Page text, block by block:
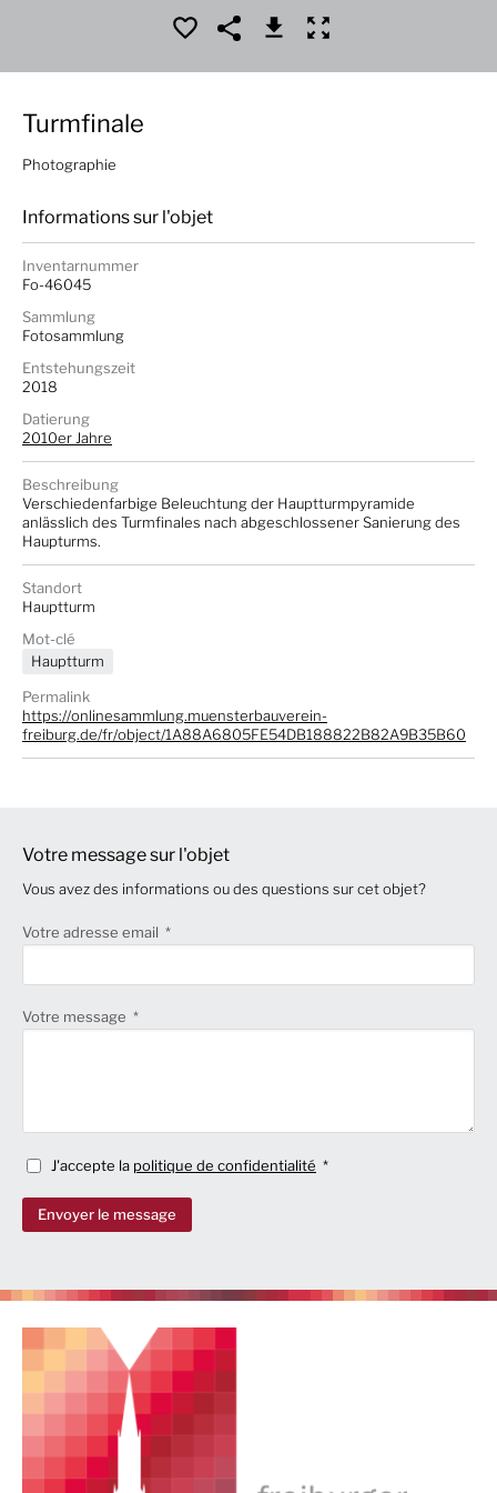
Turmfinale
Photographie
Informations sur l'objet
Inventarnummer
Fo-46045
Sammlung
Fotosammlung
Entstehungszeit
2018
Datierung
2010er Jahre
Beschreibung
Verschiedenfarbige Beleuchtung der Hauptturmpyramide
anlässlich des Turmfinales nach abgeschlossener Sanierung des
Haupturms.
Standort
Hauptturm
Mot-clé
Hauptturm
Permalink
https://onlinesammlung.muensterbauverein-
freiburg.de/fr/object/1A88A6805FE54DB188822B82A9B35B60
Votre message sur l'objet
Vous avez des informations ou des questions sur cet objet?
Votre adresse email
Votre message
J'accepte la politique de confidentialité
Envoyer le message